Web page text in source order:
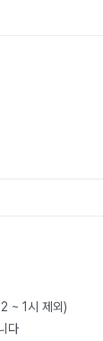
~ 1시 제외)
다